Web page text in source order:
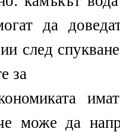
да
след
за
може да